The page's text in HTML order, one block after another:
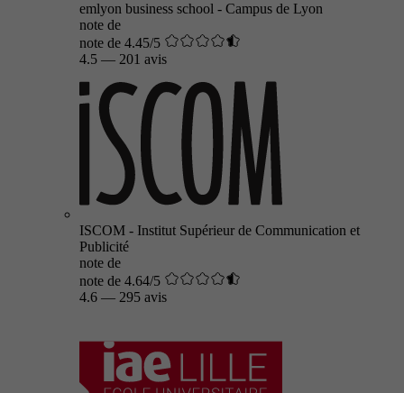
emlyon business school - Campus de Lyon
note de
note de 4.45/5
4.5 — 201 avis
ISCOM - Institut Supérieur de Communication et
Publicité
note de
note de 4.64/5
4.6 — 295 avis